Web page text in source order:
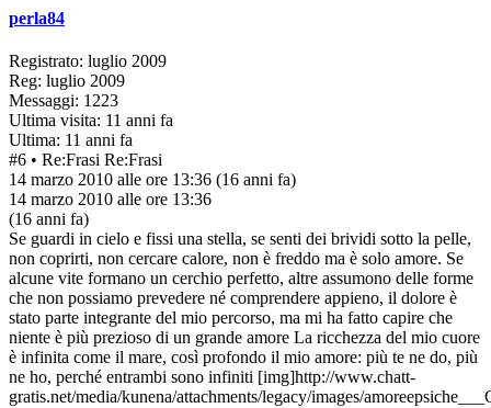
perla84
Registrato: luglio 2009
Reg: luglio 2009
Messaggi: 1223
Ultima visita: 11 anni fa
Ultima: 11 anni fa
#6 • Re:Frasi Re:Frasi
14 marzo 2010 alle ore 13:36 (16 anni fa)
14 marzo 2010 alle ore 13:36
(16 anni fa)
Se guardi in cielo e fissi una stella, se senti dei brividi sotto la pelle,
non coprirti, non cercare calore, non è freddo ma è solo amore. Se
alcune vite formano un cerchio perfetto, altre assumono delle forme
che non possiamo prevedere né comprendere appieno, il dolore è
stato parte integrante del mio percorso, ma mi ha fatto capire che
niente è più prezioso di un grande amore La ricchezza del mio cuore
è infinita come il mare, così profondo il mio amore: più te ne do, più
ne ho, perché entrambi sono infiniti [img]http://www.chatt-
gratis.net/media/kunena/attachments/legacy/images/